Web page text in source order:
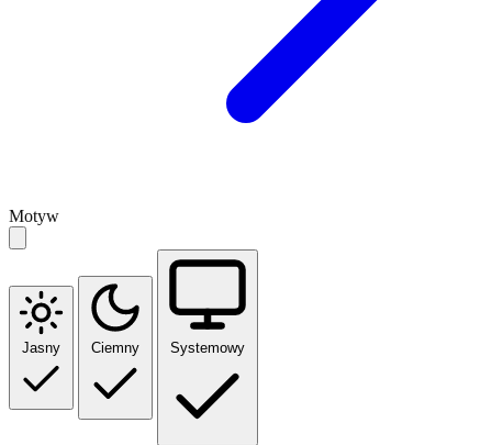
Motyw
Jasny Ciemny Systemowy